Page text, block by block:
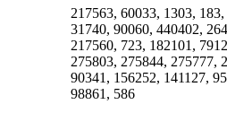
217563, 60033, 1303,
31740, 90060, 440402,
217560, 723, 182101,
275803, 275844, 275777,
90341, 156252, 141127,
98861, 586